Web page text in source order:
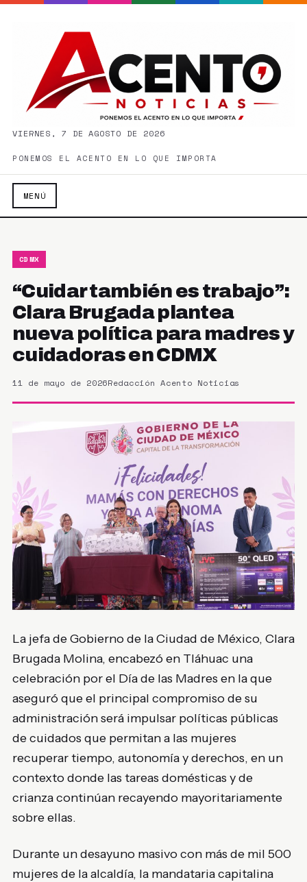
VIERNES, 7 DE AGOSTO DE 2026
PONEMOS EL ACENTO EN LO QUE IMPORTA
MENÚ
CDMX
“Cuidar también es trabajo”:
Clara Brugada plantea
nueva política para madres y
cuidadoras en CDMX
11 de mayo de 2026Redacción Acento Noticias
La jefa de Gobierno de la Ciudad de México, Clara
Brugada Molina, encabezó en Tláhuac una
celebración por el Día de las Madres en la que
aseguró que el principal compromiso de su
administración será impulsar políticas públicas
de cuidados que permitan a las mujeres
recuperar tiempo, autonomía y derechos, en un
contexto donde las tareas domésticas y de
crianza continúan recayendo mayoritariamente
sobre ellas.
Durante un desayuno masivo con más de mil 500
mujeres de la alcaldía, la mandataria capitalina